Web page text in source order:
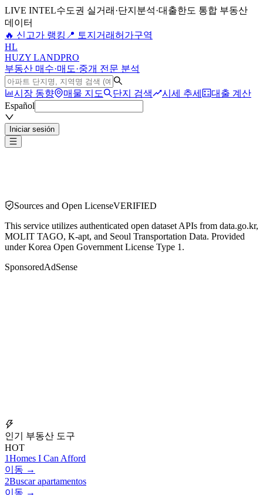
LIVE INTEL수도권 실거래·단지분석·대출한도 통합 부동산
데이터
🔥 신고가 랭킹 📍 토지거래허가구역
HL
HUZY LANDPRO
부동산 매수·매도·중개 전문 분석
시장 동향 매물 지도 단지 검색 시세 추세
대출 계산
Español
Iniciar sesión
Sources and Open LicenseVERIFIED
This service utilizes authenticated open dataset APIs from data.go.kr,
MOLIT TAGO, K-apt, and Seoul Transportation Data. Provided
under Korea Open Government License Type 1.
SponsoredAdSense
인기 부동산 도구
HOT
1Homes I Can Afford
이동 →
2Buscar apartamentos
이동 →